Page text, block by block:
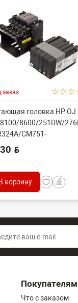
заказ
головка HP OJ
8600/251DW/
CM751-
CM751-...
BYN
В корзину
Покупателям
Что с заказом